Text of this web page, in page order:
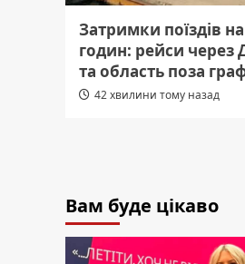
Затримки поїздів
годин: рейси через
та область поза
42 хвилини тому назад
Вам буде цікаво